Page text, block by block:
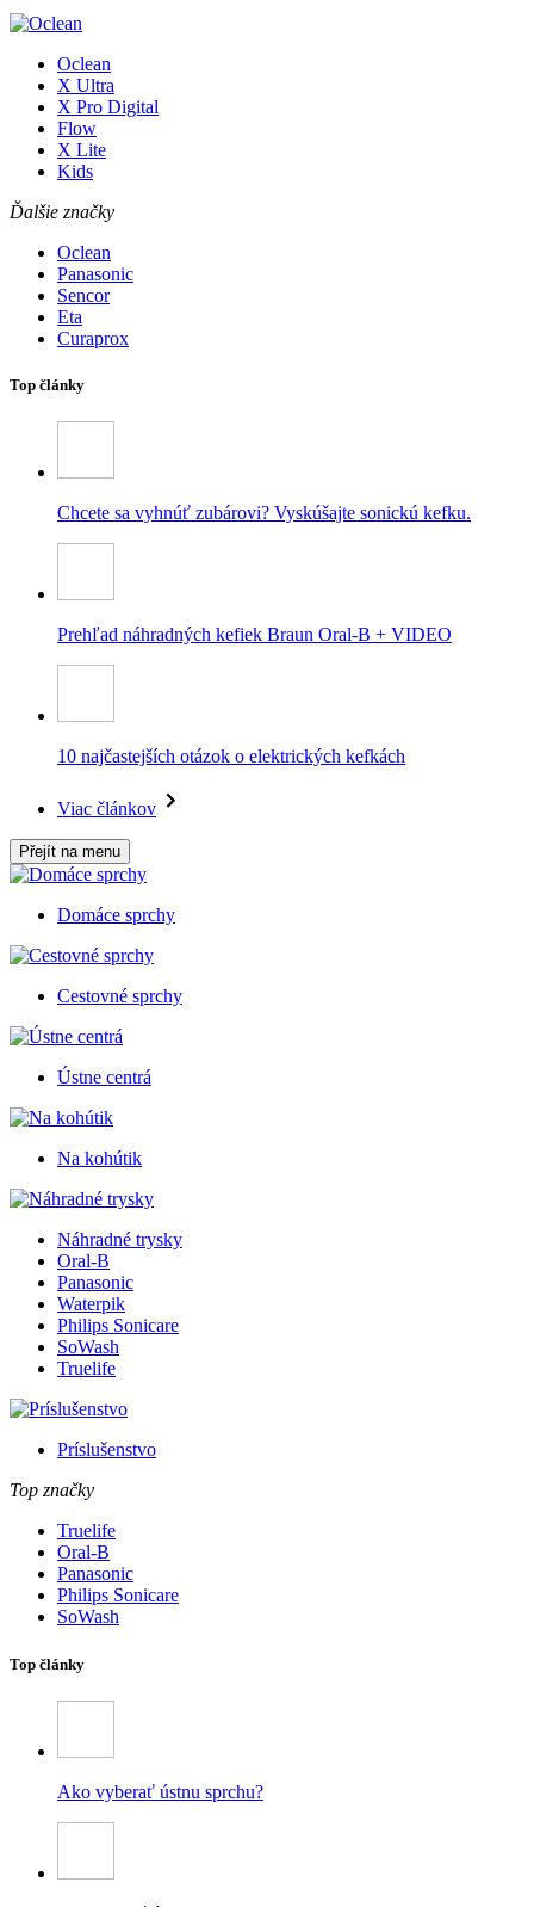
Oclean
X Ultra
X Pro Digital
Flow
X Lite
Kids
Ďalšie značky
Oclean
Panasonic
Sencor
Eta
Curaprox
Top články
Chcete sa vyhnúť zubárovi? Vyskúšajte sonickú kefku.
Prehľad náhradných kefiek Braun Oral-B + VIDEO
10 najčastejších otázok o elektrických kefkách
Viac článkov
Přejít na menu
Domáce sprchy
Cestovné sprchy
Ústne centrá
Na kohútik
Náhradné trysky
Oral-B
Panasonic
Waterpik
Philips Sonicare
SoWash
Truelife
Príslušenstvo
Top značky
Truelife
Oral-B
Panasonic
Philips Sonicare
SoWash
Top články
Ako vyberať ústnu sprchu?